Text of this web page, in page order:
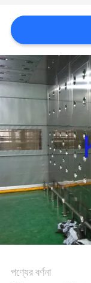
মামলা
সাইট
ম্যাপ
গোপনীয়তা
নীতি
পণ্যের বর্ণনা